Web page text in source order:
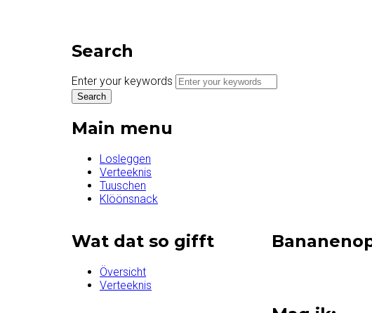
Search
Enter your keywords
Main menu
Losleggen
Verteeknis
Tuuschen
Klöönsnack
Wat dat so gifft
Översicht
Verteeknis